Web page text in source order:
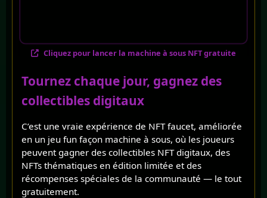
Cliquez pour lancer la machine à sous NFT gratuite
Tournez chaque jour, gagnez des
collectibles digitaux
C’est une vraie expérience de NFT faucet, améliorée
en un jeu fun façon machine à sous, où les joueurs
peuvent gagner des collectibles NFT digitaux, des
NFTs thématiques en édition limitée et des
récompenses spéciales de la communauté — le tout
gratuitement.